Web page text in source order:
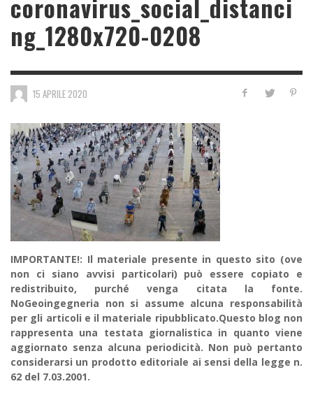
coronavirus_social_distanci
ng_1280x720-0208
15 APRILE 2020
IMPORTANTE!: Il materiale presente in questo sito (ove
non ci siano avvisi particolari) può essere copiato e
redistribuito, purché venga citata la fonte.
NoGeoingegneria non si assume alcuna responsabilità
per gli articoli e il materiale ripubblicato.Questo blog non
rappresenta una testata giornalistica in quanto viene
aggiornato senza alcuna periodicità. Non può pertanto
considerarsi un prodotto editoriale ai sensi della legge n.
62 del 7.03.2001.